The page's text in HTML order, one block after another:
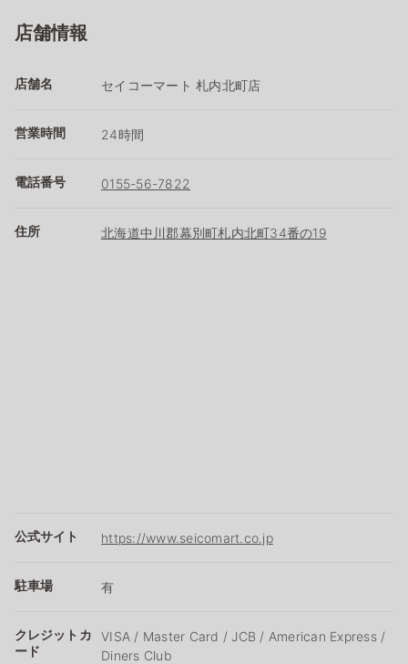
店舗情報
店舗名 セイコーマート 札内北町店
営業時間 24時間
電話番号 0155-56-7822
住所 北海道中川郡幕別町札内北町34番の19
公式サイト https://www.seicomart.co.jp
駐車場 有
クレジットカ
ード
VISA / Master Card / JCB / American Express /
Diners Club